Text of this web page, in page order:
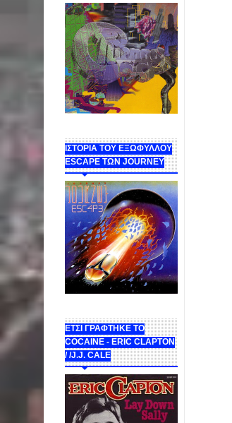
ΙΣΤΟΡΙΑ ΤΟΥ ΕΞΩΦΥΛΛΟΥ
ESCAPE ΤΩΝ JOURNEY
ΕΤΣΙ ΓΡΑΦΤΗΚΕ ΤΟ
COCAINE - ERIC CLAPTON
/ /J.J. CALE